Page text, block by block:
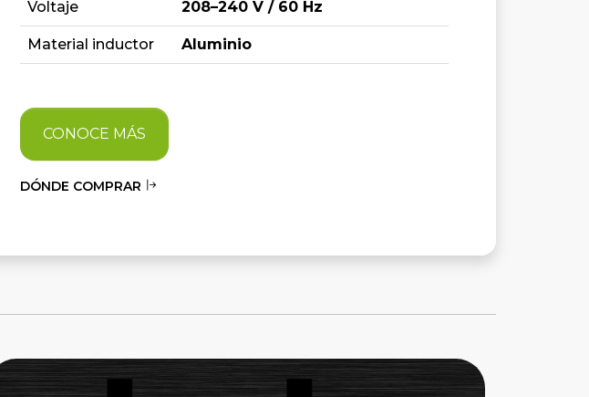
Voltaje 208–240 V / 60 Hz
Material inductor Aluminio
CONOCE MÁS
DÓNDE COMPRAR